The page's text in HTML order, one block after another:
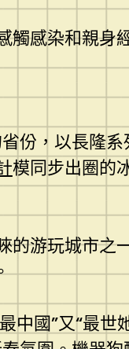
感染和親身
份，以長隆
模同步出圈的
的游玩城市之
中國”又“最世